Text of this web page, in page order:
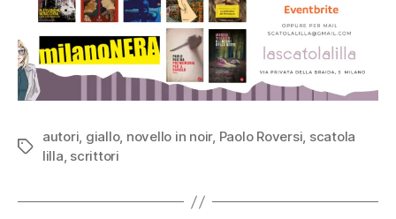
Tag
autori, giallo, novello in noir, Paolo Roversi, scatola
lilla, scrittori